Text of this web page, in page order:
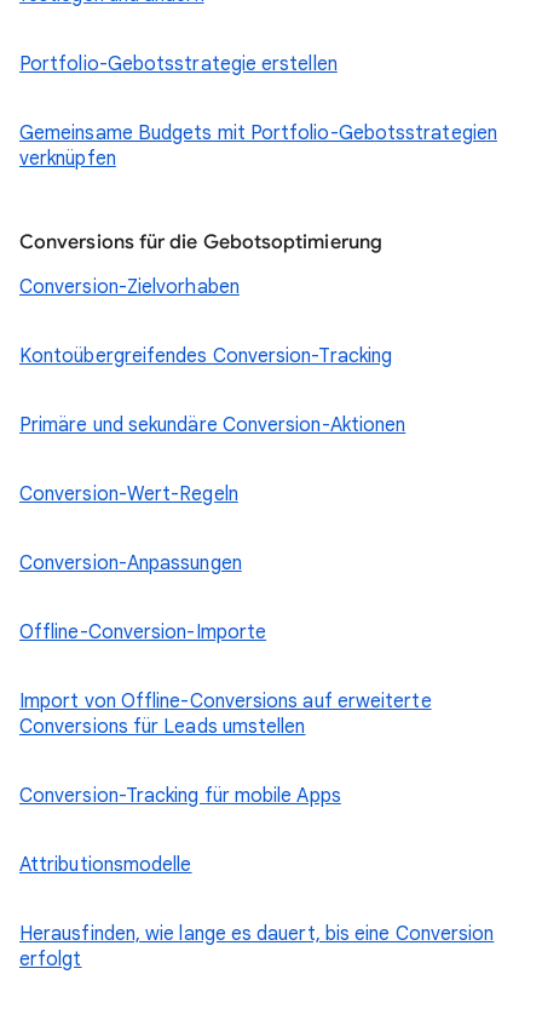
Portfolio-Gebotsstrategie erstellen
Gemeinsame Budgets mit Portfolio-Gebotsstrategien
verknüpfen
Conversions für die Gebotsoptimierung
Conversion-Zielvorhaben
Kontoübergreifendes Conversion-Tracking
Primäre und sekundäre Conversion-Aktionen
Conversion-Wert-Regeln
Conversion-Anpassungen
Offline-Conversion-Importe
Import von Offline-Conversions auf erweiterte
Conversions für Leads umstellen
Conversion-Tracking für mobile Apps
Attributionsmodelle
Herausfinden, wie lange es dauert, bis eine Conversion
erfolgt